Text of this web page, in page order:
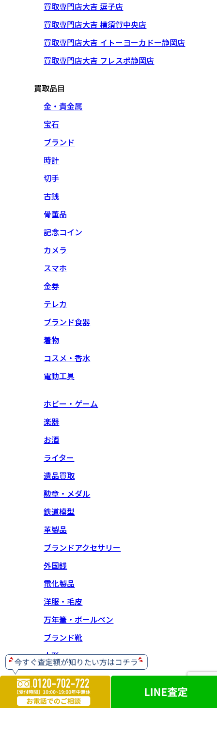
買取専門店大吉 逗子店
買取専門店大吉 横須賀中央店
買取専門店大吉 イトーヨーカドー静岡店
買取専門店大吉 フレスポ静岡店
買取品目
金・貴金属
宝石
ブランド
時計
切手
古銭
骨董品
記念コイン
カメラ
スマホ
金券
テレカ
ブランド食器
着物
コスメ・香水
電動工具
ホビー・ゲーム
楽器
お酒
ライター
遺品買取
勲章・メダル
鉄道模型
革製品
ブランドアクセサリー
外国銭
電化製品
洋服・毛皮
万年筆・ボールペン
ブランド靴
人形